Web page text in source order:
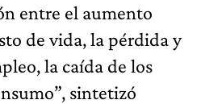
entre el aumento
de vida, la pérdida y
la caída de los
sintetizó